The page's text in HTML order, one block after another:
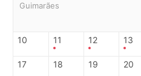
Guimarães
10 11 12 13
17 18 19 20